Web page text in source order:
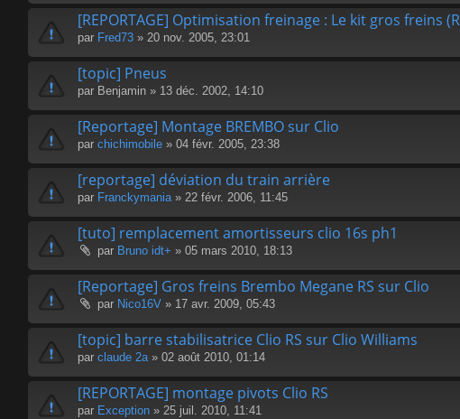
[REPORTAGE] Optimisation freinage : Le kit gros freins
par Fred73 » 20 nov. 2005, 23:01
[topic] Pneus
par Benjamin » 13 déc. 2002, 14:10
[Reportage] Montage BREMBO sur Clio
par chichimobile » 04 févr. 2005, 23:38
[reportage] déviation du train arrière
par Franckymania» 22 févr. 2006, 11:45
[tuto] remplacement amortisseurs clio 16s ph1
par Bruno idt+ » 05 mars 2010, 18:13
[Reportage] Gros freins Brembo Megane RS sur Clio
par Nico16V » 17 avr. 2009, 05:43
[topic] barre stabilisatrice Clio RS sur Clio Williams
par claude 2a» 02 août 2010, 01:14
[REPORTAGE] montage pivots Clio RS
par Exception » 25 juil. 2010, 11:41